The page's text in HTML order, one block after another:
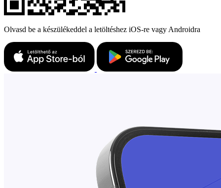
Olvasd be a készülékeddel a letöltéshez iOS-re vagy Androidra